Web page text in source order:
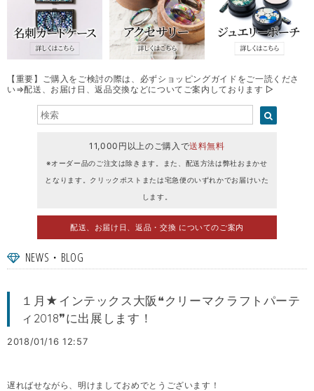
【重要】ご購入をご検討の際は、必ずショッピングガイドをご一読くださ
い⇒配送、お届け日、返品交換などについてご案内しております ▷
11,000円以上のご購入で送料無料
※オーダー品のご注文は除きます。また、配送方法は弊社おまかせ
となります。クリックポストまたは宅急便のいずれかでお届けいた
します。
配送、お届け日、返品・交換 についてのご案内
NEWS・BLOG
１月★インテックス大阪❝クリーマクラフトパーテ
ィ2018❞に出展します！
2018/01/16 12:57
遅ればせながら、明けましておめでとうございます！